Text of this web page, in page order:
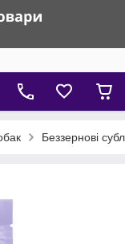
Беззернові